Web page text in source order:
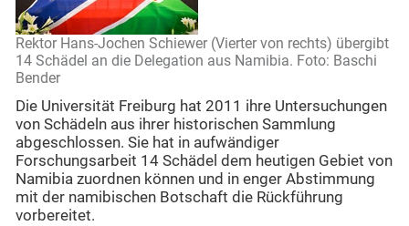
Rektor Hans-Jochen Schiewer (Vierter von rechts) übergibt
14 Schädel an die Delegation aus Namibia. Foto: Baschi
Bender
Die Universität Freiburg hat 2011 ihre Untersuchungen
von Schädeln aus ihrer historischen Sammlung
abgeschlossen. Sie hat in aufwändiger
Forschungsarbeit 14 Schädel dem heutigen Gebiet von
Namibia zuordnen können und in enger Abstimmung
mit der namibischen Botschaft die Rückführung
vorbereitet.